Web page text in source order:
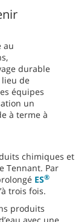
au
durable
de
équipes
un
à terme à
chimiques et
Tennant. Par
ES®
trois fois.
produits